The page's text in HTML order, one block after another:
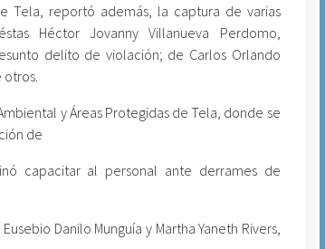
Tela, reportó además, la captura de varias
Héctor Jovanny Villanueva Perdomo,
delito de violación; de Carlos Orlando
otros.
y Áreas Protegidas de Tela, donde se
de
capacitar al personal ante derrames de
Danilo Munguía y Martha Yaneth Rivers,